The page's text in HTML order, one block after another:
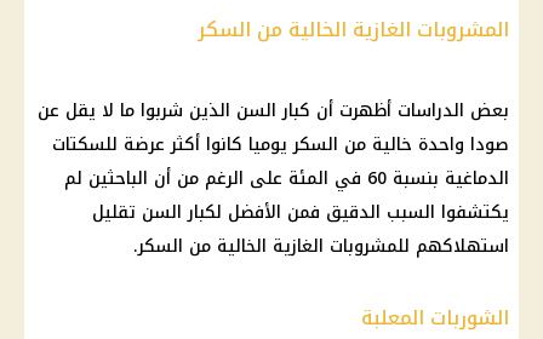
المشروبات الغازية الخالية من السكر
بعض الدراسات أظهرت أن كبار السن الذين شربوا ما لا يقل عن
صودا واحدة خالية من السكر يوميا كانوا أكثر عرضة للسكتات
الدماغية بنسبة 60 في المئة على الرغم من أن الباحثين لم
يكتشفوا السبب الدقيق فمن الأفضل لكبار السن تقليل
استهلاكهم للمشروبات الغازية الخالية من السكر.
الشوربات المعلبة